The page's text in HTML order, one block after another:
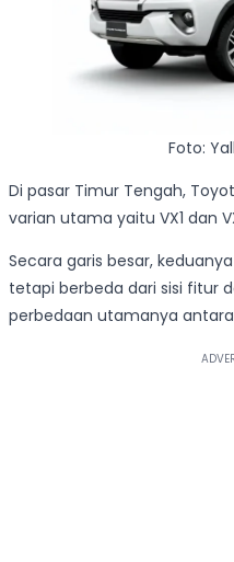
Foto:
Di pasar Timur Tengah,
varian utama yaitu VX1 dan
Secara garis besar,
tetapi berbeda dari sisi fitur
perbedaan utamanya antara